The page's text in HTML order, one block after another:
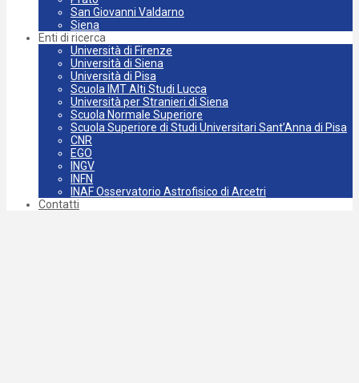
San Giovanni Valdarno
Siena
Enti di ricerca
Università di Firenze
Università di Siena
Università di Pisa
Scuola IMT Alti Studi Lucca
Università per Stranieri di Siena
Scuola Normale Superiore
Scuola Superiore di Studi Universitari Sant’Anna di Pisa
CNR
EGO
INGV
INFN
INAF Osservatorio Astrofisico di Arcetri
Contatti